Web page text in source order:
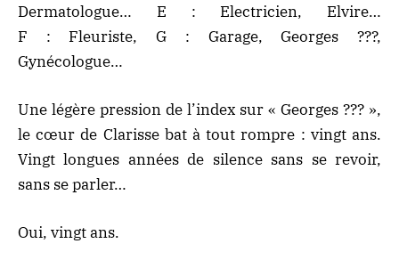
Dermatologue… E : Electricien, Elvire…
F : Fleuriste, G : Garage, Georges ???,
Gynécologue…
Une légère pression de l’index sur « Georges ??? »,
le cœur de Clarisse bat à tout rompre : vingt ans.
Vingt longues années de silence sans se revoir,
sans se parler…
Oui, vingt ans.